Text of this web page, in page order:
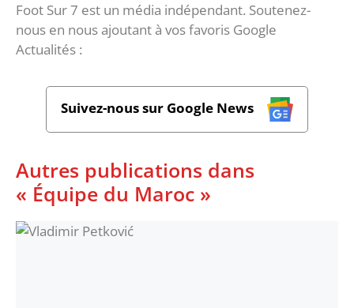
Foot Sur 7 est un média indépendant. Soutenez-
nous en nous ajoutant à vos favoris Google
Actualités :
Suivez-nous sur Google News
Autres publications dans
« Équipe du Maroc »